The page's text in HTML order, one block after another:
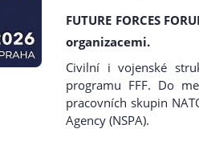
FUTURE FORCES
organizacemi.
Civilní i vojenské
programu FFF. Do
pracovních skupin
Agency (NSPA).